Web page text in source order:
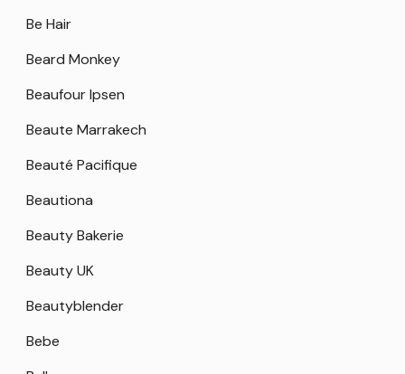
Be Hair
Beard Monkey
Beaufour Ipsen
Beaute Marrakech
Beauté Pacifique
Beautiona
Beauty Bakerie
Beauty UK
Beautyblender
Bebe